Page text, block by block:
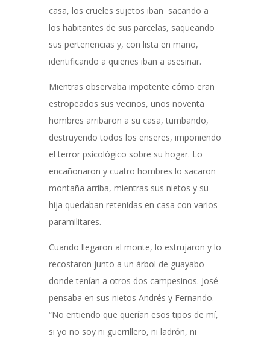
casa, los crueles sujetos iban sacando a
los habitantes de sus parcelas, saqueando
sus pertenencias y, con lista en mano,
identificando a quienes iban a asesinar.
Mientras observaba impotente cómo eran
estropeados sus vecinos, unos noventa
hombres arribaron a su casa, tumbando,
destruyendo todos los enseres, imponiendo
el terror psicológico sobre su hogar. Lo
encañonaron y cuatro hombres lo sacaron
montaña arriba, mientras sus nietos y su
hija quedaban retenidas en casa con varios
paramilitares.
Cuando llegaron al monte, lo estrujaron y lo
recostaron junto a un árbol de guayabo
donde tenían a otros dos campesinos. José
pensaba en sus nietos Andrés y Fernando.
“No entiendo que querían esos tipos de mí,
si yo no soy ni guerrillero, ni ladrón, ni